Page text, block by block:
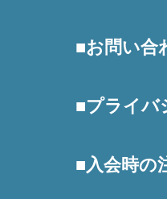
お問い合
プライバ
入会時の